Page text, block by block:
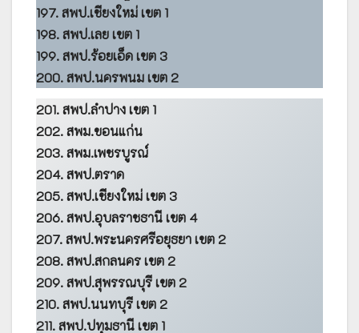
197. สพป.เชียงใหม่ เขต 1
198. สพป.เลย เขต 1
199. สพป.ร้อยเอ็ด เขต 3
200. สพป.นครพนม เขต 2
201. สพป.ลำปาง เขต 1
202. สพม.ขอนแก่น
203. สพม.เพชรบูรณ์
204. สพป.ตราด
205. สพป.เชียงใหม่ เขต 3
206. สพป.อุบลราชธานี เขต 4
207. สพป.พระนครศรีอยุธยา เขต 2
208. สพป.สกลนคร เขต 2
209. สพป.สุพรรณบุรี เขต 2
210. สพป.นนทบุรี เขต 2
211. สพป.ปทุมธานี เขต 1